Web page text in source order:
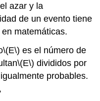
azar y la
de un evento tiene
matemáticas.
\(E\) es el número de
\(E\) divididos por
probables.